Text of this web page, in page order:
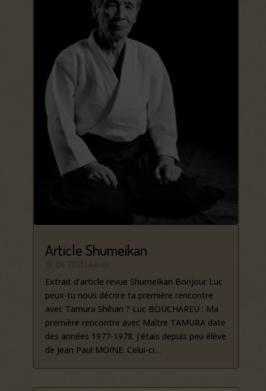
Article Shumeikan
Extrait d’article revue Shumeïkan Bonjour Luc
peux-tu nous décrire ta première rencontre
avec Tamura Shihan ? Luc BOUCHAREU : Ma
première rencontre avec Maître TAMURA date
des années 1977-1978. J’étais depuis peu élève
de Jean Paul MOINE. Celui-ci…